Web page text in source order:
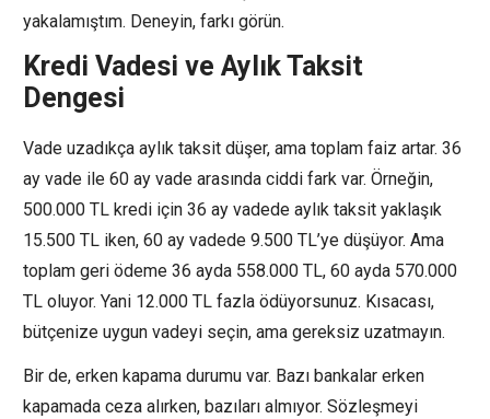
yakalamıştım. Deneyin, farkı görün.
Kredi Vadesi ve Aylık Taksit
Dengesi
Vade uzadıkça aylık taksit düşer, ama toplam faiz artar. 36
ay vade ile 60 ay vade arasında ciddi fark var. Örneğin,
500.000 TL kredi için 36 ay vadede aylık taksit yaklaşık
15.500 TL iken, 60 ay vadede 9.500 TL’ye düşüyor. Ama
toplam geri ödeme 36 ayda 558.000 TL, 60 ayda 570.000
TL oluyor. Yani 12.000 TL fazla ödüyorsunuz. Kısacası,
bütçenize uygun vadeyi seçin, ama gereksiz uzatmayın.
Bir de, erken kapama durumu var. Bazı bankalar erken
kapamada ceza alırken, bazıları almıyor. Sözleşmeyi